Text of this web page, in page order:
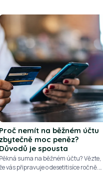
Proč nemít na běžném účtu
zbytečně moc peněz?
Důvodů je spousta
Pěkná suma na běžném účtu? Vězte,
vás připravuje o desetitisíce ročně.